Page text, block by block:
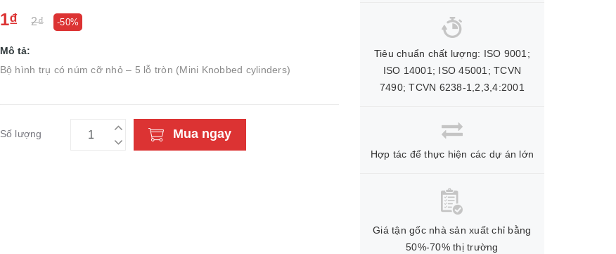
1₫ 2₫ -50%
Mô tả:
Bộ hình trụ có núm cỡ nhỏ – 5 lỗ tròn (Mini Knobbed cylinders)
Số lượng Mua ngay
Tiêu chuẩn chất lượng: ISO 9001;
ISO 14001; ISO 45001; TCVN
7490; TCVN 6238-1,2,3,4:2001
Hợp tác để thực hiện các dự án lớn
Giá tận gốc nhà sản xuất chỉ bằng
50%-70% thị trường